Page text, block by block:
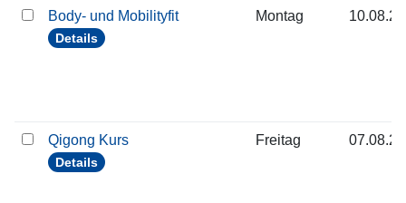
Body- und Mobilityfit
Details
Montag
Qigong Kurs
Details
Freitag